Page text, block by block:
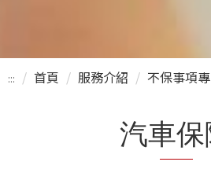
::: 首頁 服務介紹 不保事項
汽車保